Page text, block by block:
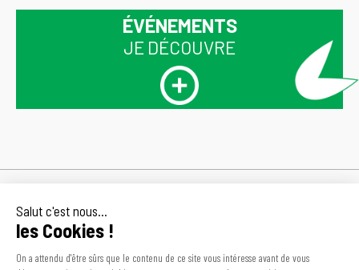
ÉVÉNEMENTS
JE DÉCOUVRE
Inscrivez-vous
CDOS 30, vous déclarez avoir lu et
accepté nos Conditions Générales,